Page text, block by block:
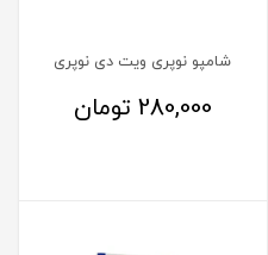
شامپو نوپری ویت دی نوپری
280,000 تومان